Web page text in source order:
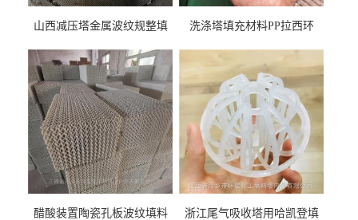
山西减压塔金属波纹规整填
料
洗涤塔填充材料PP拉西环
醋酸装置陶瓷孔板波纹填料
浙江尾气吸收塔用哈凯登填